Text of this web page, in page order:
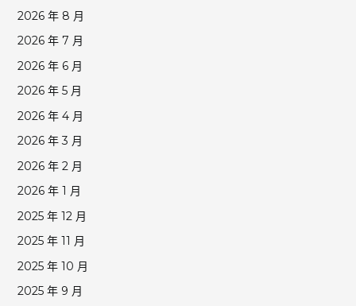
2026 年 8 月
2026 年 7 月
2026 年 6 月
2026 年 5 月
2026 年 4 月
2026 年 3 月
2026 年 2 月
2026 年 1 月
2025 年 12 月
2025 年 11 月
2025 年 10 月
2025 年 9 月